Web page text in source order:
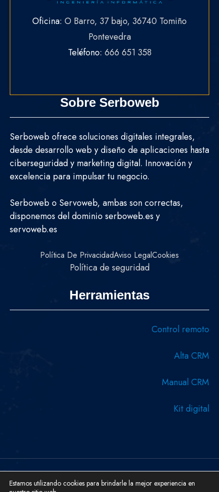
Sobre Serboweb
Serboweb ofrece soluciones digitales integrales,
desde desarrollo web y diseño de aplicaciones hasta
ciberseguridad y marketing digital. Innovación y
excelencia para impulsar tu negocio.
Serboweb o Servoweb, ambas son correctas,
disponemos del dominio serboweb.es y
servoweb.es
Política De PrivacidadAviso LegalCookies
Política de seguridad
Oficina: O Barro, 37 bajo, 36740 Tomiño
Pontevedra
Teléfono: 666 651 358
Herramientas
Control remoto
Alta CRM
Manual CRM
Kit digital
Copyright © 2026 Diseñado y desarrollado por Serboweb
Estamos utilizando cookies para brindarle la mejor experiencia en